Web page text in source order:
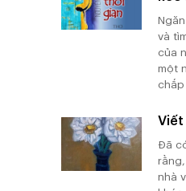
và
của
một
chắp
Viết
Đã
nhà